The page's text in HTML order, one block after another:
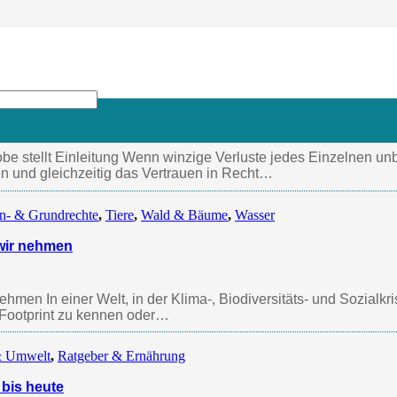
Probe stellt
stellt Einleitung Wenn winzige Verluste jedes Einzelnen
und gleichzeitig das Vertrauen in Recht…
& Grundrechte, Tiere, Wald & Bäume, Wasser
nehmen
In einer Welt, in der Klima-, Biodiversitäts- und
zu kennen oder…
Umwelt, Ratgeber & Ernährung
heute